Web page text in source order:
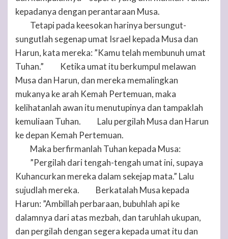
kepadanya dengan perantaraan Musa.
Tetapi pada keesokan harinya bersungut-
sungutlah segenap umat Israel kepada Musa dan
Harun, kata mereka: ”Kamu telah membunuh umat
Tuhan.”
Ketika umat itu berkumpul melawan
Musa dan Harun, dan mereka memalingkan
mukanya ke arah Kemah Pertemuan, maka
kelihatanlah awan itu menutupinya dan tampaklah
kemuliaan Tuhan.
Lalu pergilah Musa dan Harun
ke depan Kemah Pertemuan.
Maka berfirmanlah Tuhan kepada Musa:
”Pergilah dari tengah-tengah umat ini, supaya
Kuhancurkan mereka dalam sekejap mata.” Lalu
sujudlah mereka.
Berkatalah Musa kepada
Harun: ”Ambillah perbaraan, bubuhlah api ke
dalamnya dari atas mezbah, dan taruhlah ukupan,
dan pergilah dengan segera kepada umat itu dan